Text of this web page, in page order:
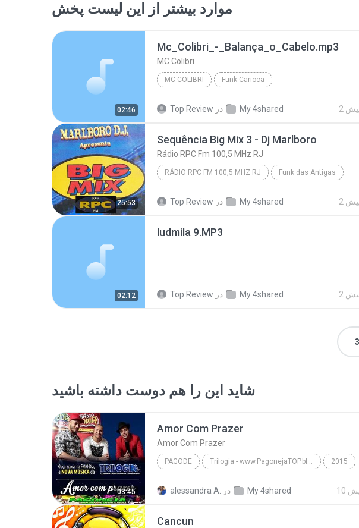
موارد بیشتر از این لیست پخش
02:46
Mc_Colibri_-_Balança_o_Cabelo.mp3
MC Colibri
MC COLIBRI Funk Carioca
Top Review در My 4shared پیش
25:53
Sequência Big Mix 3 - Dj Marlboro
Rádio RPC Fm 100,5 MHz RJ
RÁDIO RPC FM 100,5 MHZ RJ Funk das Antigas
Top Review در My 4shared پیش
02:12
ludmila 9.MP3
Top Review در My 4shared پیش
شاید این را هم دوست داشته باشید
03:45
Amor Com Prazer
Amor Com Prazer
PAGODE Trilogia - www.PagonejaTOP.blogspot.com 2015
alessandra A. در My 4shared
Cancun